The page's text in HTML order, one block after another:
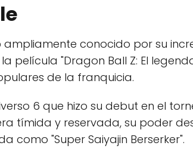
conocido por su
película "Dragon Ball Z: El
de la franquicia.
6 que hizo su debut en el
tímida y reservada, su poder
como "Super Saiyajin Berserker".